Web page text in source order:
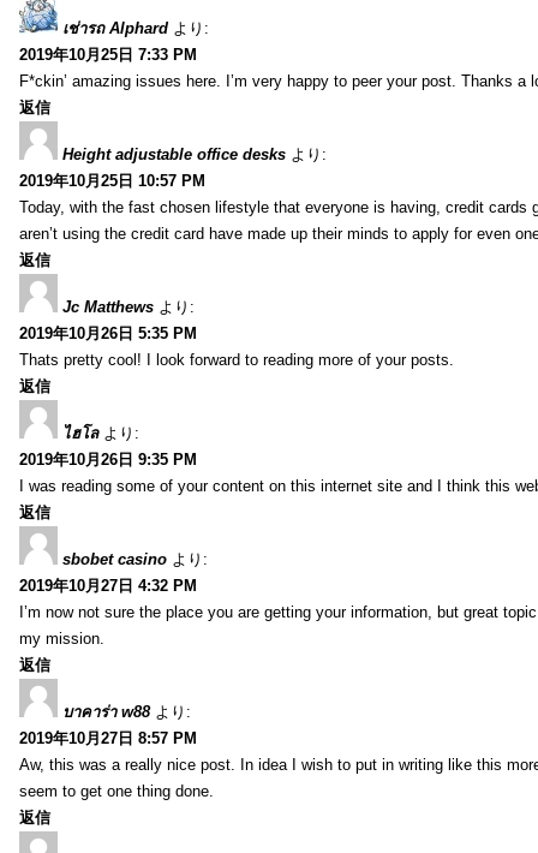
เช่ารถ Alphard より:
2019年10月25日 7:33 PM
F*ckin’ amazing issues here. I’m very happy to peer your post. Thanks
返信
Height adjustable office desks より:
2019年10月25日 10:57 PM
Today, with the fast chosen lifestyle that everyone is having, credit
aren’t using the credit card have made up their minds to apply for even
返信
Jc Matthews より:
2019年10月26日 5:35 PM
Thats pretty cool! I look forward to reading more of your posts.
返信
ไฮโล より:
2019年10月26日 9:35 PM
I was reading some of your content on this internet site and I think this
返信
sbobet casino より:
2019年10月27日 4:32 PM
I’m now not sure the place you are getting your information, but great
my mission.
返信
บาคาร่า w88 より:
2019年10月27日 8:57 PM
Aw, this was a really nice post. In idea I wish to put in writing like this
seem to get one thing done.
返信